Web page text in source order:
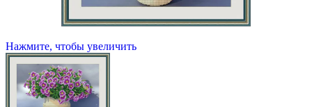
Нажмите, чтобы увеличить